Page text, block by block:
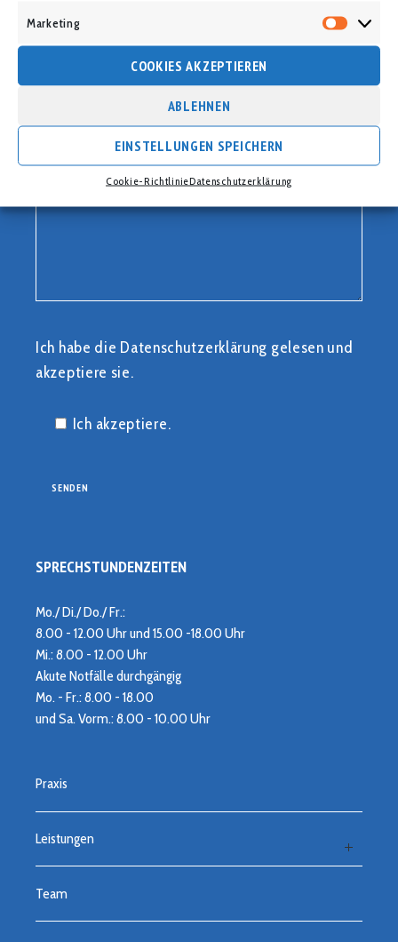
Marketing
COOKIES AKZEPTIEREN
ABLEHNEN
EINSTELLUNGEN SPEICHERN
Cookie-RichtlinieDatenschutzerklärung
Ich habe die Datenschutzerklärung gelesen und
akzeptiere sie.
Ich akzeptiere.
SPRECHSTUNDENZEITEN
Mo./ Di./ Do./ Fr.:
8.00 - 12.00 Uhr und 15.00 -18.00 Uhr
Mi.: 8.00 - 12.00 Uhr
Akute Notfälle durchgängig
Mo. - Fr.: 8.00 - 18.00
und Sa. Vorm.: 8.00 - 10.00 Uhr
Praxis
Leistungen
Team